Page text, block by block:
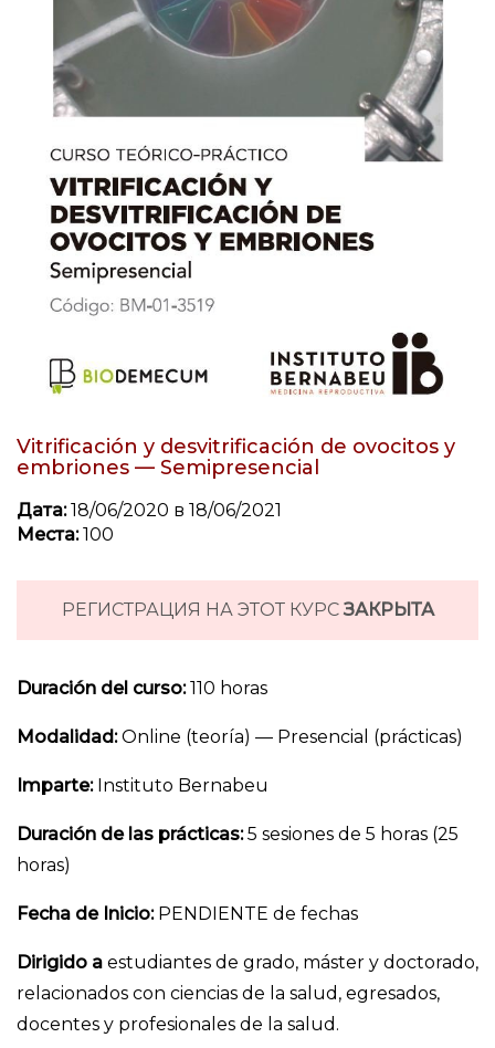
Vitrificación y desvitrificación de ovocitos y
embriones — Semipresencial
Дата:18/06/2020 в 18/06/2021
Места:100
РЕГИСТРАЦИЯ НА ЭТОТ КУРСЗАКРЫТА
Duración del curso:110 horas
Modalidad:Online (teoría) — Presencial (prácticas)
Imparte:Instituto Bernabeu
Duración de las prácticas:5 sesiones de 5 horas (25
horas)
Fecha de Inicio:PENDIENTE de fechas
Dirigido a estudiantes de grado, máster y doctorado,
relacionados con ciencias de la salud, egresados,
docentes y profesionales de la salud.